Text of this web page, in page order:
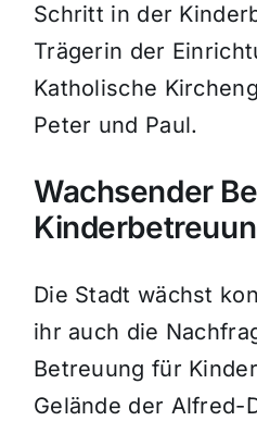
Schritt in der
Trägerin der
Katholische
Peter und Paul.
Wachsender
Die Stadt wächst
ihr auch die
Betreuung für
Gelände der Alfred-